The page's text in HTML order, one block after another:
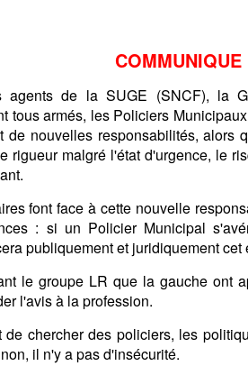
COMMUNIQUE
agents de la SUGE (SNCF), la
tous armés, les Policiers
de nouvelles responsabilités, alors
rigueur malgré l'état d'urgence, le
font face à cette nouvelle
: si un Policier Municipal
publiquement et juridiquement cet
le groupe LR que la gauche ont
l'avis à la profession.
chercher des policiers, les
il n'y a pas d'insécurité.